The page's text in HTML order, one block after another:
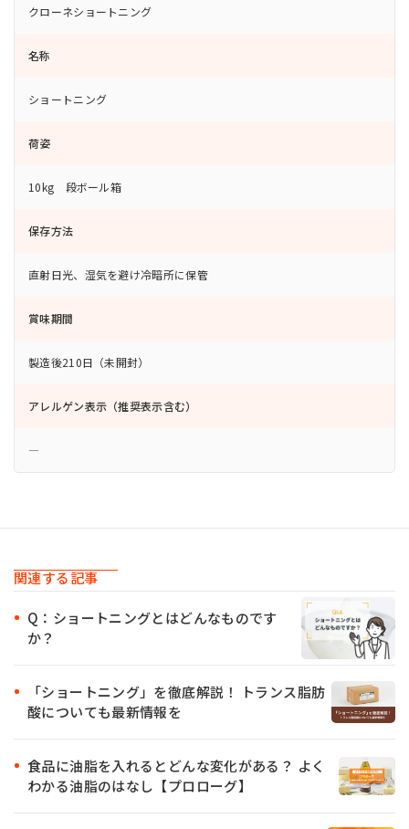
クローネショートニング
名称
ショートニング
荷姿
10kg 段ボール箱
保存方法
直射日光、湿気を避け冷暗所に保管
賞味期間
製造後210日（未開封）
アレルゲン表示（推奨表示含む）
―
関連する記事
Q：ショートニングとはどんなものです
か？
「ショートニング」を徹底解説！ トランス脂肪
酸についても最新情報を
食品に油脂を入れるとどんな変化がある？ よく
わかる油脂のはなし【プロローグ】